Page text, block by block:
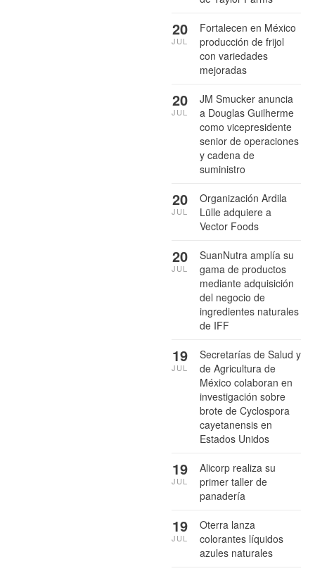
Fortalecen en México
producción de frijol
con variedades
mejoradas
20
JUL
JM Smucker anuncia
a Douglas Guilherme
como vicepresidente
senior de operaciones
y cadena de
suministro
20
JUL
Organización Ardila
Lülle adquiere a
Vector Foods
20
JUL
SuanNutra amplía su
gama de productos
mediante adquisición
del negocio de
ingredientes naturales
de IFF
20
JUL
Secretarías de Salud y
de Agricultura de
México colaboran en
investigación sobre
brote de Cyclospora
cayetanensis en
Estados Unidos
19
JUL
Alicorp realiza su
primer taller de
panadería
19
JUL
Oterra lanza
colorantes líquidos
azules naturales
19
JUL